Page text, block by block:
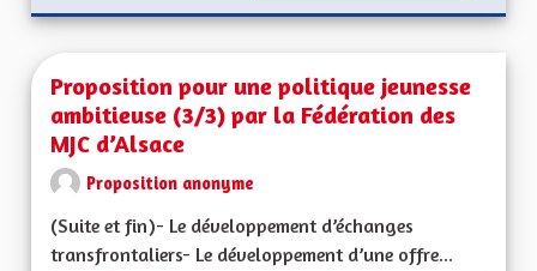
Proposition pour une politique jeunesse
ambitieuse (3/3) par la Fédération des
MJC d’Alsace
Proposition anonyme
(Suite et fin)- Le développement d’échanges
transfrontaliers- Le développement d’une offre...